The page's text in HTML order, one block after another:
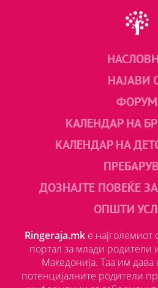
НАЈАВИ
ФОРУМ
КАЛЕНДАР НА
КАЛЕНДАР НА
ДОЗНАЈТЕ ПОВЕЌЕ
ОПШТИ
Ringeraja.mk е најголемиот
портал за млади
Македонија. Таа им
потенцијалните родители